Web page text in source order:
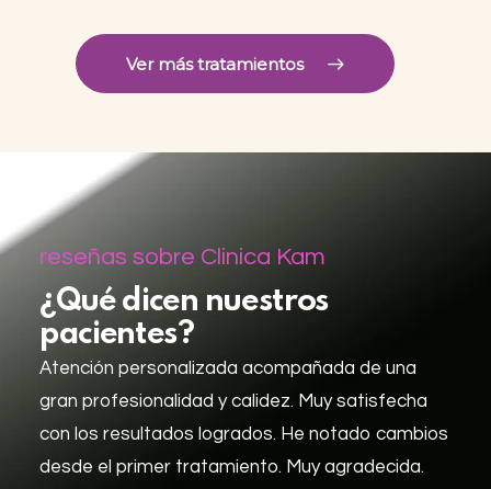
muchas personas. Factores como el paso…
Ver más tratamientos
reseñas sobre Clinica Kam
¿Qué dicen nuestros
pacientes?
Atención personalizada acompañada de una
gran profesionalidad y calidez. Muy satisfecha
con los resultados logrados. He notado cambios
desde el primer tratamiento. Muy agradecida.